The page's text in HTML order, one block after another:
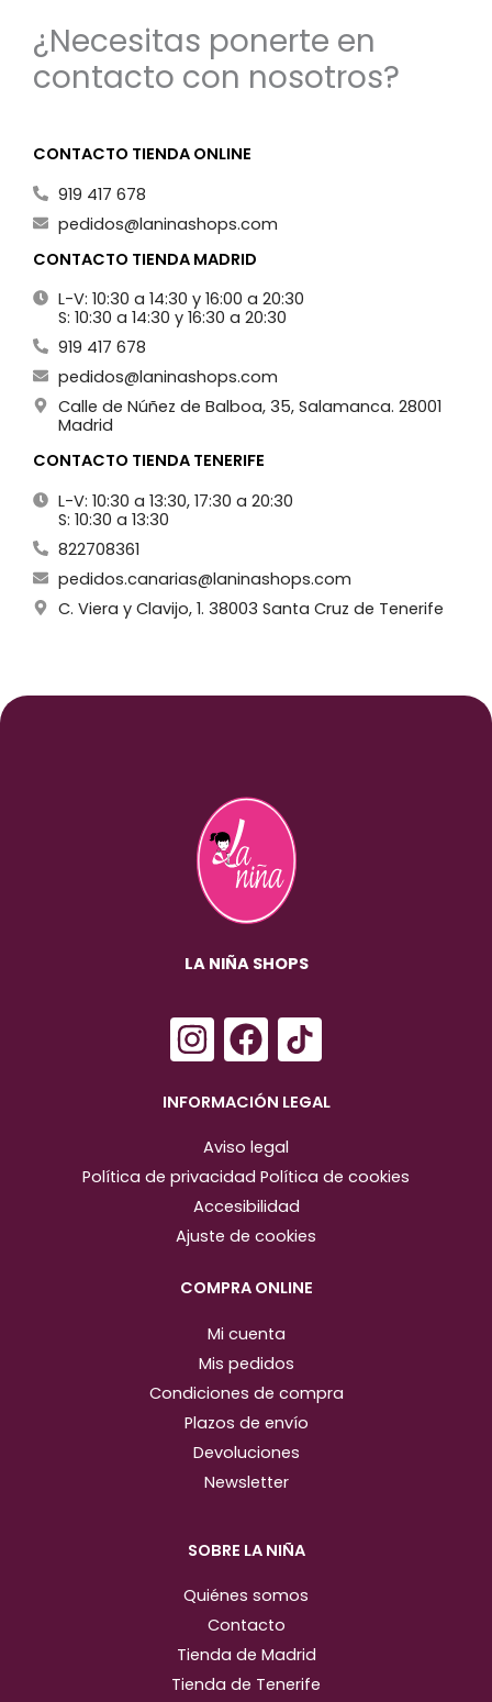
¿Necesitas ponerte en
contacto con nosotros?
CONTACTO TIENDA ONLINE
919 417 678
pedidos@laninashops.com
CONTACTO TIENDA MADRID
L-V: 10:30 a 14:30 y 16:00 a 20:30
S: 10:30 a 14:30 y 16:30 a 20:30
919 417 678
pedidos@laninashops.com
Calle de Núñez de Balboa, 35, Salamanca. 28001
Madrid
CONTACTO TIENDA TENERIFE
L-V: 10:30 a 13:30, 17:30 a 20:30
S: 10:30 a 13:30
822708361
pedidos.canarias@laninashops.com
C. Viera y Clavijo, 1. 38003 Santa Cruz de Tenerife
LA NIÑA SHOPS
I
n
s
a
g
r
m
F
a
c
e
b
o
o
INFORMACIÓN LEGAL
Aviso legal
Política de privacidad Política de cookies
Accesibilidad
Ajuste de cookies
COMPRA ONLINE
Mi cuenta
Mis pedidos
Condiciones de compra
Plazos de envío
Devoluciones
Newsletter
SOBRE LA NIÑA
Quiénes somos
Contacto
Tienda de Madrid
Tienda de Tenerife